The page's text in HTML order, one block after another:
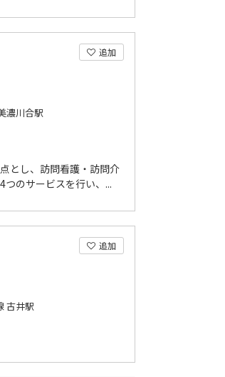
追加
濃川合駅
とし、訪問看護・訪問介
のサービスを行い、...
追加
古井駅